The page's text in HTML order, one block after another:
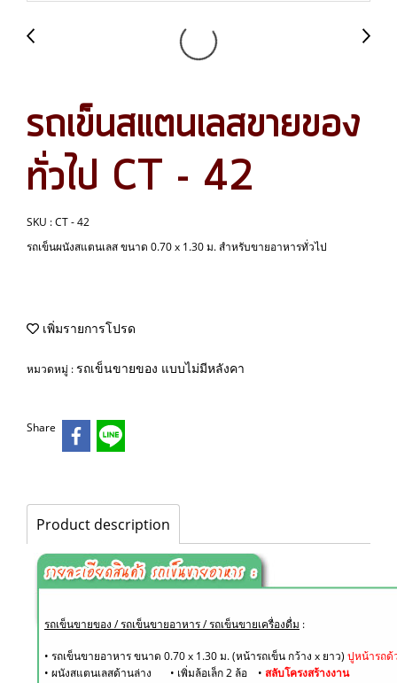
รถเข็นสแตนเลสขายของ
ทั่วไป CT - 42
SKU : CT - 42
รถเข็นผนังสแตนเลส ขนาด 0.70 x 1.30 ม. สำหรับขายอาหารทั่วไป
เพิ่มรายการโปรด
หมวดหมู่ :รถเข็นขายของ แบบไม่มีหลังคา
Share
Product description
รถเข็นขายของ / รถเข็นขายอาหาร / รถเข็นขายเครื่องดื่ม :
• รถเข็นขายอาหาร ขนาด 0.70 x 1.30 ม. (หน้ารถเข็น กว้าง x ยาว) ปูหน้ารถด้
• ผนังสแตนเลสด้านล่าง • เพิ่มล้อเล็ก 2 ล้อ • สลับโครงสร้างงาน